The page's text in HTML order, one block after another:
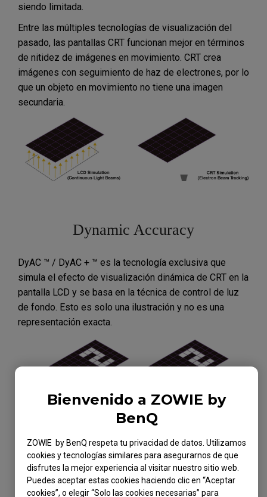
Bienvenido a ZOWIE by
BenQ
ZOWIE by BenQ respeta tu privacidad de datos. Utilizamos
cookies y tecnologías similares para asegurarnos de que
disfrutes la mejor experiencia al visitar nuestro sitio web.
Puedes aceptar estas cookies haciendo clic en “Aceptar
cookies”, o elegir “Solo las cookies necesarias” para
siendo limitada.
Entre las múltiples tecnologías de visualización del
pasado, las pantallas CRT funcionan mejor en términos
de nitidez de imágenes en movimiento. CRT crea
imágenes con seguimiento de haz de electrones, por lo
que un objeto en movimiento no tiene una imagen
secundaria.
Dynamic Accuracy
DyAC ™ / DyAC + ™ es la tecnología exclusiva que
simula el efecto de visualización dinámica de CRT en la
pantalla LCD y se basa en la técnica de control de luz
de fondo. Esto es solo una ilustración y no es una
representación exacta.
punto fijo. Esto ayuda a evitar imágenes residuales no
deseadas ya que no hay luz residual de un punto fijo
anterior. En otras palabras, no ve una imagen
persistente (desenfoque de movimiento) porque no